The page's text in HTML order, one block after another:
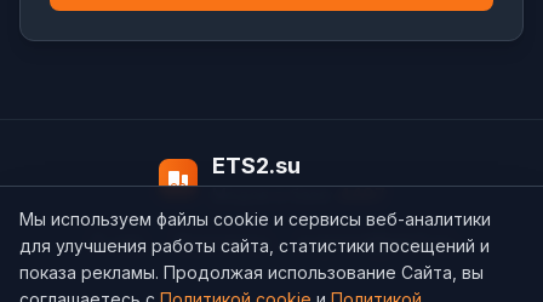
ETS2.su
О нас Контакты support@ets2.su
Мы используем файлы cookie и сервисы веб-аналитики
для улучшения работы сайта, статистики посещений и
показа рекламы. Продолжая использование Сайта, вы